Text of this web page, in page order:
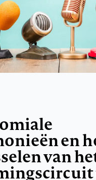
en
van